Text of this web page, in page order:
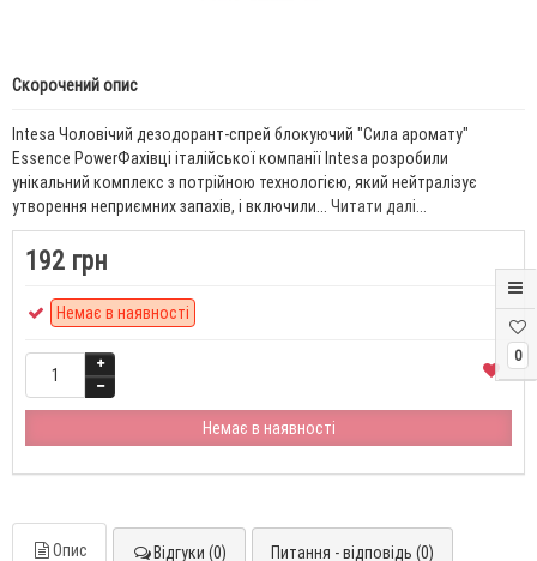
0
Скорочений опис
Intesa Чоловічий дезодорант-спрей блокуючий "Сила аромату"
Essence PowerФахівці італійської компанії Intesa розробили
унікальний комплекс з потрійною технологією, який нейтралізує
утворення неприємних запахів, і включили... Читати далі...
192 грн
Немає в наявності
Немає в наявності
Опис Відгуки (0) Питання - відповідь (0)